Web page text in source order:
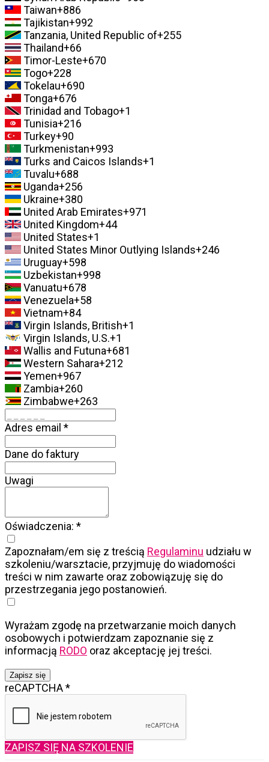
Taiwan+886
Tajikistan+992
Tanzania, United Republic of+255
Thailand+66
Timor-Leste+670
Togo+228
Tokelau+690
Tonga+676
Trinidad and Tobago+1
Tunisia+216
Turkey+90
Turkmenistan+993
Turks and Caicos Islands+1
Tuvalu+688
Uganda+256
Ukraine+380
United Arab Emirates+971
United Kingdom+44
United States+1
United States Minor Outlying Islands+246
Uruguay+598
Uzbekistan+998
Vanuatu+678
Venezuela+58
Vietnam+84
Virgin Islands, British+1
Virgin Islands, U.S.+1
Wallis and Futuna+681
Western Sahara+212
Yemen+967
Zambia+260
Zimbabwe+263
Adres email *
Dane do faktury
Uwagi
Oświadczenia: *
Zapoznałam/em się z treścią Regulaminu udziału w
szkoleniu/warsztacie, przyjmuję do wiadomości
treści w nim zawarte oraz zobowiązuję się do
przestrzegania jego postanowień.
Wyrażam zgodę na przetwarzanie moich danych
osobowych i potwierdzam zapoznanie się z
informacją RODO oraz akceptację jej treści.
Zapisz się
reCAPTCHA*
ZAPISZ SIĘ NA SZKOLENIE